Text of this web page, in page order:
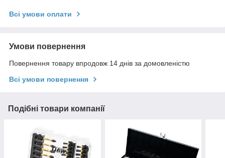
Всі умови оплати
Умови повернення
Повернення товару впродовж 14 днів за домовленістю
Всі умови повернення
Подібні товари компанії